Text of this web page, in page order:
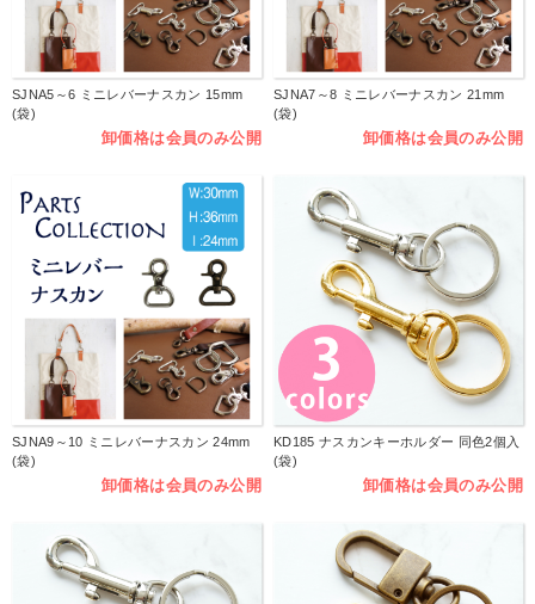
SJNA5～6 ミニレバーナスカン 15mm
(袋)
卸価格は会員のみ公開
SJNA7～8 ミニレバーナスカン 21mm
(袋)
卸価格は会員のみ公開
SJNA9～10 ミニレバーナスカン 24mm
(袋)
卸価格は会員のみ公開
KD185 ナスカンキーホルダー 同色2個入
(袋)
卸価格は会員のみ公開